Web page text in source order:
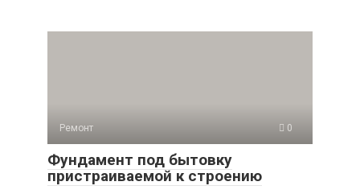
Ремонт 0
Фундамент под бытовку
пристраиваемой к строению